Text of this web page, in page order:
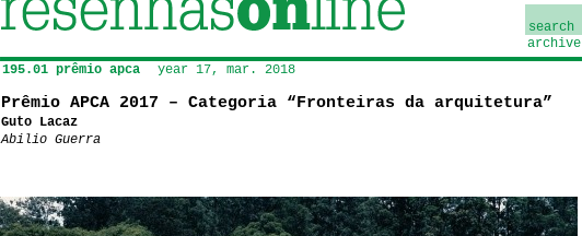
archive
195.01 prêmio apca
year 17, mar. 2018
Prêmio APCA 2017 – Categoria “Fronteiras da arquitetura”
Guto Lacaz
Abilio Guerra